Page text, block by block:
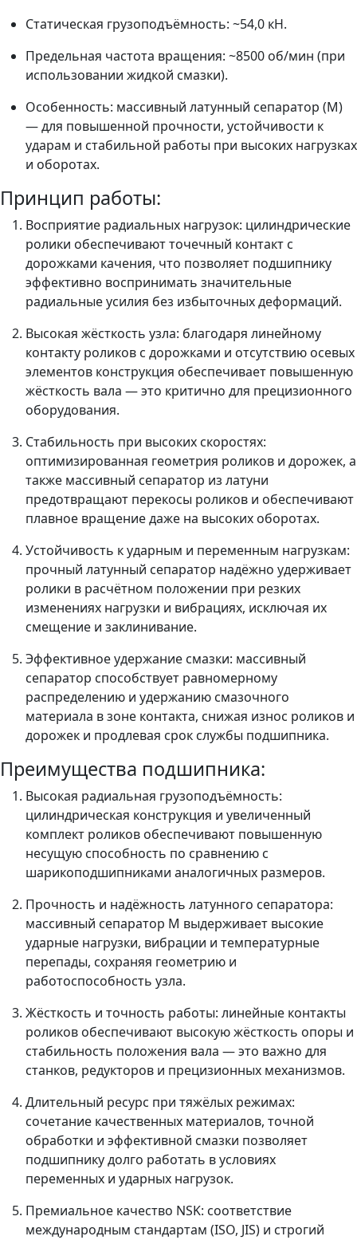
Статическая грузоподъёмность: ~54,0 кН.
Предельная частота вращения: ~8500 об/мин (при
использовании жидкой смазки).
Особенность: массивный латунный сепаратор (M)
— для повышенной прочности, устойчивости к
ударам и стабильной работы при высоких нагрузках
и оборотах.
Принцип работы:
Восприятие радиальных нагрузок: цилиндрические
ролики обеспечивают точечный контакт с
дорожками качения, что позволяет подшипнику
эффективно воспринимать значительные
радиальные усилия без избыточных деформаций.
Высокая жёсткость узла: благодаря линейному
контакту роликов с дорожками и отсутствию осевых
элементов конструкция обеспечивает повышенную
жёсткость вала — это критично для прецизионного
оборудования.
Стабильность при высоких скоростях:
оптимизированная геометрия роликов и дорожек, а
также массивный сепаратор из латуни
предотвращают перекосы роликов и обеспечивают
плавное вращение даже на высоких оборотах.
Устойчивость к ударным и переменным нагрузкам:
прочный латунный сепаратор надёжно удерживает
ролики в расчётном положении при резких
изменениях нагрузки и вибрациях, исключая их
смещение и заклинивание.
Эффективное удержание смазки: массивный
сепаратор способствует равномерному
распределению и удержанию смазочного
материала в зоне контакта, снижая износ роликов и
дорожек и продлевая срок службы подшипника.
Преимущества подшипника:
Высокая радиальная грузоподъёмность:
цилиндрическая конструкция и увеличенный
комплект роликов обеспечивают повышенную
несущую способность по сравнению с
шарикоподшипниками аналогичных размеров.
Прочность и надёжность латунного сепаратора:
массивный сепаратор M выдерживает высокие
ударные нагрузки, вибрации и температурные
перепады, сохраняя геометрию и
работоспособность узла.
Жёсткость и точность работы: линейные контакты
роликов обеспечивают высокую жёсткость опоры и
стабильность положения вала — это важно для
станков, редукторов и прецизионных механизмов.
Длительный ресурс при тяжёлых режимах:
сочетание качественных материалов, точной
обработки и эффективной смазки позволяет
подшипнику долго работать в условиях
переменных и ударных нагрузок.
Премиальное качество NSK: соответствие
международным стандартам (ISO, JIS) и строгий